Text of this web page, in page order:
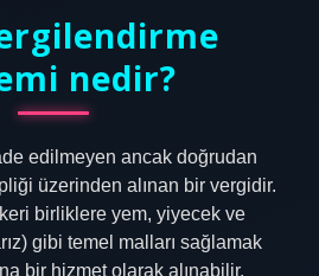
nedir?
edilmeyen ancak doğrudan
üzerinden alınan bir vergidir.
birliklere yem, yiyecek ve
gibi temel malları sağlamak
bir hizmet olarak alınabilir.